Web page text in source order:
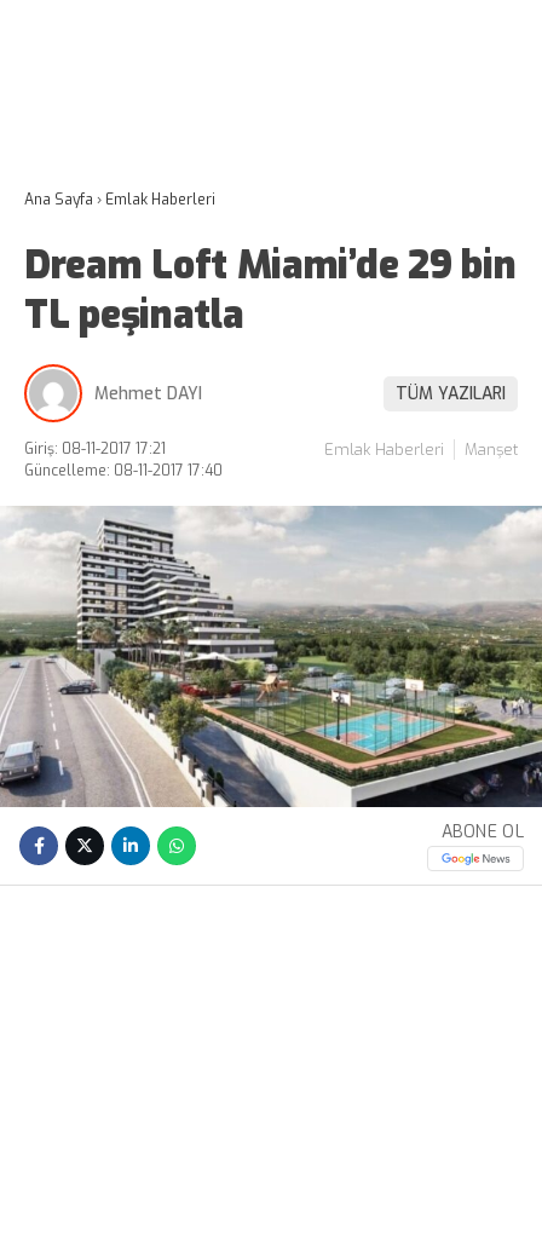
Ana Sayfa › Emlak Haberleri
Dream Loft Miami’de 29 bin
TL peşinatla
Mehmet DAYI TÜM YAZILARI
Giriş: 08-11-2017 17:21
Güncelleme: 08-11-2017 17:40
Emlak Haberleri Manşet
ABONE OL